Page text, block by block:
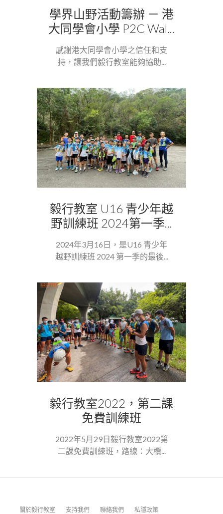
學界山野活動籌辦 － 港
大同學會小學 P2C Wal...
感謝港大同學會小學之信任和支
持，讓我們毅行教室能夠協助...
毅行教室 U16 青少年越
野訓練班 2024第一季...
2024年3月16日，是U16 青少年
越野訓練班 2024 第一季的最後...
毅行教室2022，第二課
免費訓練班
2022年5月29日毅行教室2022第
二課免費訓練班，路線：大欖...
關於毅行教室 支持我們 聯絡我們 私隱政策